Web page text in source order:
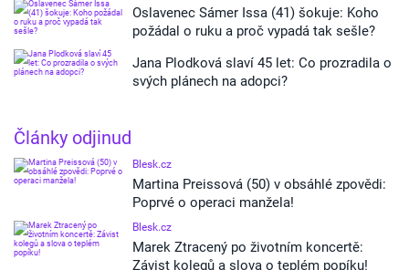
Oslavenec Sámer Issa (41) šokuje: Koho
požádal o ruku a proč vypadá tak sešle?
Jana Plodková slaví 45 let: Co prozradila o
svých plánech na adopci?
Články odjinud
Blesk.cz
Martina Preissová (50) v obsáhlé zpovědi:
Poprvé o operaci manžela!
Blesk.cz
Marek Ztracený po životním koncertě:
Závist kolegů a slova o teplém popíku!